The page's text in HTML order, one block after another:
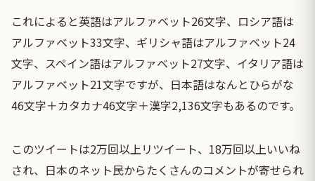
これによると英語はアルファベット26文字、ロシア語は
アルファベット33文字、ギリシャ語はアルファベット24
文字、スペイン語はアルファベット27文字、イタリア語は
アルファベット21文字ですが、日本語はなんとひらがな
46文字＋カタカナ46文字＋漢字2,136文字もあるのです。
このツイートは2万回以上リツイート、18万回以上いいね
され、日本のネット民からたくさんのコメントが寄せられ